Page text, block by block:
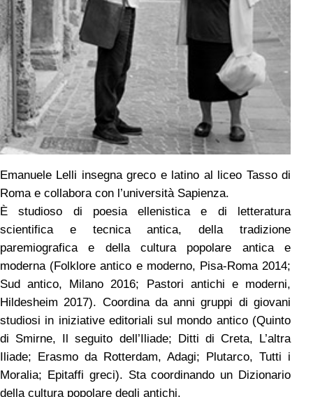
Emanuele Lelli insegna greco e latino al liceo Tasso di
Roma e collabora con l’università Sapienza.
È studioso di poesia ellenistica e di letteratura
scientifica e tecnica antica, della tradizione
paremiografica e della cultura popolare antica e
moderna (Folklore antico e moderno, Pisa-Roma 2014;
Sud antico, Milano 2016; Pastori antichi e moderni,
Hildesheim 2017). Coordina da anni gruppi di giovani
studiosi in iniziative editoriali sul mondo antico (Quinto
di Smirne, Il seguito dell’Iliade; Ditti di Creta, L’altra
Iliade; Erasmo da Rotterdam, Adagi; Plutarco, Tutti i
Moralia; Epitaffi greci). Sta coordinando un Dizionario
della cultura popolare degli antichi.